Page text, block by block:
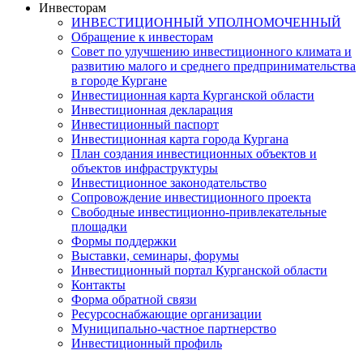
Инвесторам
ИНВЕСТИЦИОННЫЙ УПОЛНОМОЧЕННЫЙ
Обращение к инвесторам
Совет по улучшению инвестиционного климата и
развитию малого и среднего предпринимательства
в городе Кургане
Инвестиционная карта Курганской области
Инвестиционная декларация
Инвестиционный паспорт
Инвестиционная карта города Кургана
План создания инвестиционных объектов и
объектов инфраструктуры
Инвестиционное законодательство
Сопровождение инвестиционного проекта
Свободные инвестиционно-привлекательные
площадки
Формы поддержки
Выставки, семинары, форумы
Инвестиционный портал Курганской области
Контакты
Форма обратной связи
Ресурсоснабжающие организации
Муниципально-частное партнерство
Инвестиционный профиль